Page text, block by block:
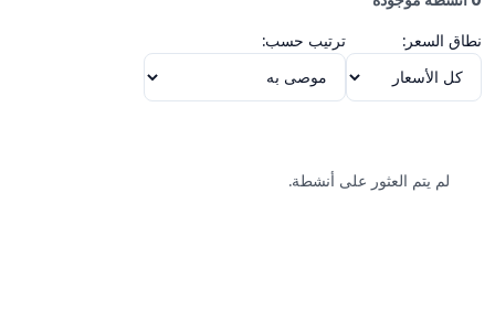
نطاق السعر:
ترتيب حسب:
لم يتم العثور على أنشطة.